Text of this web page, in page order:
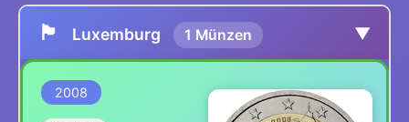
🏴 Luxemburg 1 Münzen ▼
2008